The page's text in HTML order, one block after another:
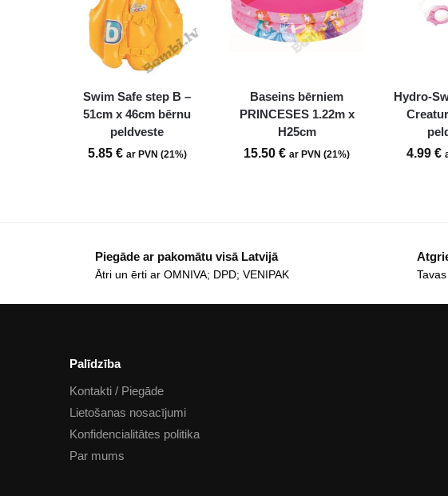
Swim Safe step B –
51cm x 46cm bērnu
peldveste
5.85 € ar PVN (21%)
Baseins bērniem
PRINCESES 1.22m x
H25cm
15.50€ ar PVN (21%)
Hydro-
4.99€
Piegāde ar pakomātu visā Latvijā
Ātri un ērti ar OMNIVA; DPD; VENIPAK
Palīdzība
Kontakti / Piegāde
Lietošanas nosacījumi
Konfidencialitātes politika
Par mums